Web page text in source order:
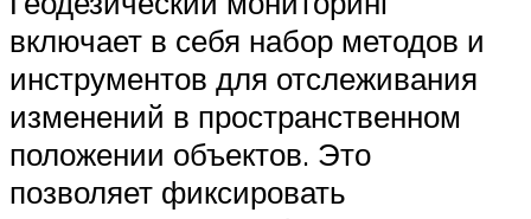
включает в себя набор методов и
инструментов для отслеживания
изменений в пространственном
положении объектов. Это
позволяет фиксировать